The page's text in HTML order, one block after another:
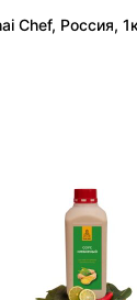
Chef, Россия,